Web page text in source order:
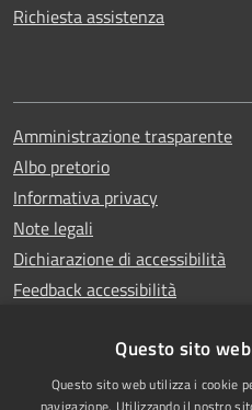
Richiesta assistenza
Amministrazione trasparente
Albo pretorio
Informativa privacy
Note legali
Dichiarazione di accessibilità
Feedback accessibilità
RSS
Questo sito
Questo sito web utilizza i cookie